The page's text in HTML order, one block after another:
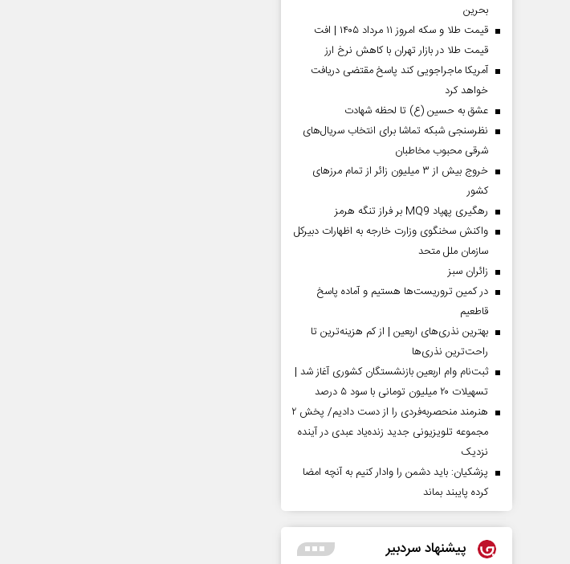
بحرین
قیمت طلا و سکه امروز ۱۱ مرداد ۱۴۰۵ | افت
قیمت طلا در بازار تهران با کاهش نرخ ارز
آمریکا ماجراجویی کند پاسخ مقتضی دریافت
خواهد کرد
عشق به حسین (ع) تا لحظه شهادت
نظرسنجی شبکه تماشا برای انتخاب سریال‌های
شرقی محبوب مخاطبان
خروج بیش از ۳ میلیون زائر از تمام مرز‌های
کشور
رهگیری پهپاد MQ9 بر فراز تنگه هرمز
واکنش سخنگوی وزارت خارجه به اظهارات دبیرکل
سازمان ملل متحد
‌زائران سبز
در کمین تروریست‌ها هستیم و آماده پاسخ
قاطعیم
بهترین نذری‌های اربعین | از کم هزینه‌ترین تا
راحت‌ترین نذری‌ها
ثبت‌نام وام اربعین بازنشستگان کشوری آغاز شد |
تسهیلات ۲۰ میلیون تومانی با سود ۵ درصد
هنرمند منحصر‌به‌فردی را از دست دادیم/ پخش ۲
مجموعه تلویزیونی جدید زنده‌یاد عبدی در آینده
نزدیک
پزشکیان: باید دشمن را وادار کنیم به آنچه امضا
کرده پایبند بماند
پیشنهاد سردبیر